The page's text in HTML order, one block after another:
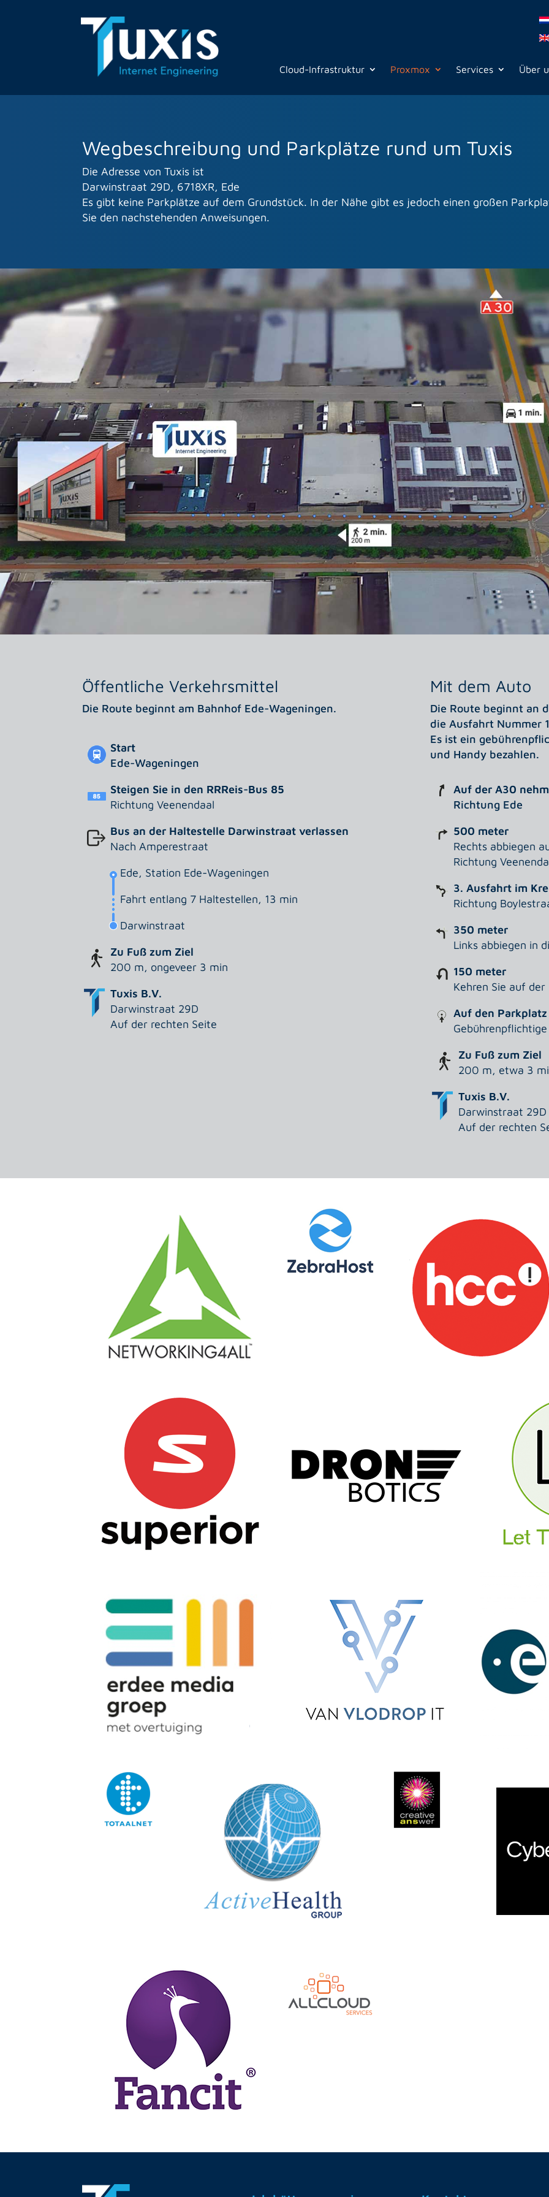
Cloud-Infrastruktur Proxmox Services Über
Wegbeschreibung und Parkplätze rund um Tuxis
Die Adresse von Tuxis ist
Darwinstraat 29D, 6718XR, Ede
Es gibt keine Parkplätze auf dem Grundstück. In der Nähe gibt es jedoch einen großen
Sie den nachstehenden Anweisungen.
Öffentliche Verkehrsmittel
Die Route beginnt am Bahnhof Ede-Wageningen.
Start
Ede-Wageningen
Steigen Sie in den RRReis-Bus 85
Richtung Veenendaal
Bus an der Haltestelle Darwinstraat verlassen
Nach Amperestraat
Ede, Station Ede-Wageningen
Fahrt entlang 7 Haltestellen, 13 min
Darwinstraat
Zu Fuß zum Ziel
200 m, ongeveer 3 min
Tuxis B.V.
Darwinstraat 29D
Auf der rechten Seite
Mit dem Auto
Die Route beginnt an
die Ausfahrt Nummer
Es ist ein
und Handy bezahlen.
Auf der A30
Richtung Ede
500 meter
Rechts abbiegen
Richtung
3. Ausfahrt im
Richtung
350 meter
Links abbiegen in
150 meter
Kehren Sie auf
Auf den
Zu Fuß zum Ziel
200 m, etwa 3
Tuxis B.V.
Darwinstraat 29D
Auf der rechten